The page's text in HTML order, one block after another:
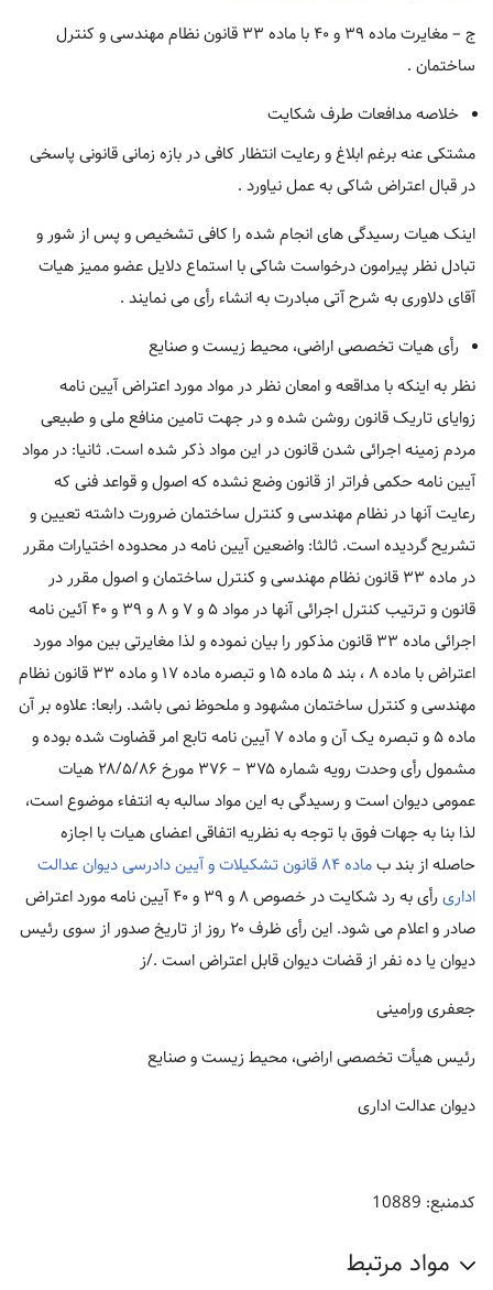
ج – مغایرت ماده ۳۹ و ۴۰ با ماده ۳۳ قانون نظام مهندسی و کنترل
ساختمان .
خلاصه مدافعات طرف شکایت
مشتکی عنه برغم ابلاغ و رعایت انتظار کافی در بازه زمانی قانونی پاسخی
در قبال اعتراض شاکی به عمل نیاورد .
اینک هیات رسیدگی های انجام شده را کافی تشخیص و پس از شور و
تبادل نظر پیرامون درخواست شاکی با استماع دلایل عضو ممیز هیات
آقای دلاوری به شرح آتی مبادرت به انشاء رأی می نمایند .
رأی هیات تخصصی اراضی، محیط زیست و صنایع
نظر به اینکه با مداقعه و امعان نظر در مواد مورد اعتراض آیین نامه
زوایای تاریک قانون روشن شده و در جهت تامین منافع ملی و طبیعی
مردم زمینه اجرائی شدن قانون در این مواد ذکر شده است. ثانیا: در مواد
آیین نامه حکمی فراتر از قانون وضع نشده که اصول و قواعد فنی که
رعایت آنها در نظام مهندسی و کنترل ساختمان ضرورت داشته تعیین و
تشریح گردیده است. ثالثا: واضعین آیین نامه در محدوده اختیارات مقرر
در ماده ۳۳ قانون نظام مهندسی و کنترل ساختمان و اصول مقرر در
قانون و ترتیب کنترل اجرائی آنها در مواد ۵ و ۷ و ۸ و ۳۹ و ۴۰ آئین نامه
اجرائی ماده ۳۳ قانون مذکور را بیان نموده و لذا مغایرتی بین مواد مورد
اعتراض با ماده ۸ ، بند ۵ ماده ۱۵ و تبصره ماده ۱۷ و ماده ۳۳ قانون نظام
مهندسی و کنترل ساختمان مشهود و ملحوظ نمی باشد. رابعا: علاوه بر آن
ماده ۵ و تبصره یک آن و ماده ۷ آیین نامه تابع امر قضاوت شده بوده و
مشمول رأی وحدت رویه شماره ۳۷۵ – ۳۷۶ مورخ ۲۸/۵/۸۶ هیات
عمومی دیوان است و رسیدگی به این مواد سالبه به انتفاء موضوع است،
لذا بنا به جهات فوق با توجه به نظریه اتفاقی اعضای هیات با اجازه
حاصله از بند ب
ماده ۸۴ قانون تشکیلات و آیین دادرسی دیوان عدالت
اداری
رأی به رد شکایت در خصوص ۸ و ۳۹ و ۴۰ آیین نامه مورد اعتراض
صادر و اعلام می شود. این رأی ظرف ۲۰ روز از تاریخ صدور از سوی رئیس
دیوان یا ده نفر از قضات دیوان قابل اعتراض است ./ز
جعفری ورامینی
رئیس هیأت تخصصی اراضی، محیط زیست و صنایع
دیوان عدالت اداری
کدمنبع: 10889
مواد مرتبط